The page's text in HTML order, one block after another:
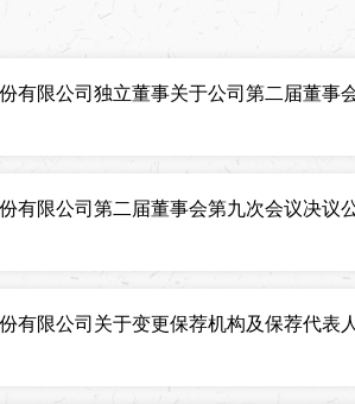
有限公司独立董事关于公司第二届董事
有限公司第二届董事会第九次会议决议
有限公司关于变更保荐机构及保荐代表